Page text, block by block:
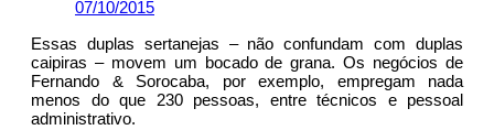
07/10/2015
Essas duplas sertanejas – não confundam com duplas
caipiras – movem um bocado de grana. Os negócios de
Fernando & Sorocaba, por exemplo, empregam nada
menos do que 230 pessoas, entre técnicos e pessoal
administrativo.